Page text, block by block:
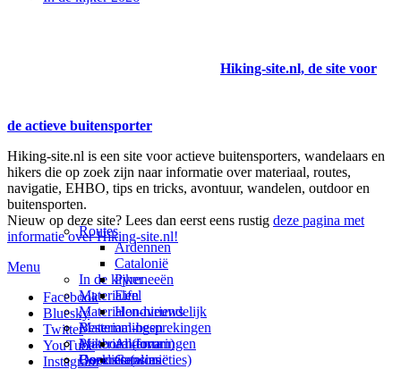
Hiking-site.nl, de site voor
de actieve buitensporter
Hiking-site.nl is een site voor actieve buitensporters, wandelaars en
hikers die op zoek zijn naar informatie over materiaal, routes,
navigatie, EHBO, tips en tricks, avontuur, wandelen, outdoor en
buitensporten.
Nieuw op deze site? Lees dan eerst eens rustig deze pagina met
informatie over Hiking-site.nl!
Menu
Facebook
Bluesky
Twitter
YouTube
Instagram
Prikbord (forum)
Goodies (winacties)
In de kijker
Materialen
Materialen-nieuws
Materiaal-besprekingen
Materiaal-ervaringen
Boekrecensies
Routes
Ardennen
Catalonië
Pyreneeën
Eifel
Hondvriendelijk
Bestemmingen
Andorra
Catalonië
Deze site